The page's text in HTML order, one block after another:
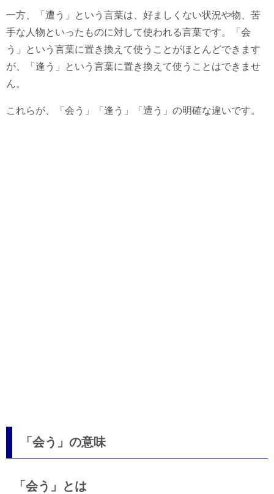
一方、「遭う」という言葉は、好ましくない状況や物、苦
手な人物といったものに対して使われる言葉です。「会
う」という言葉に置き換えて使うことがほとんどできます
が、「逢う」という言葉に置き換えて使うことはできませ
ん。
これらが、「会う」「逢う」「遭う」の明確な違いです。
「会う」の意味
「会う」とは